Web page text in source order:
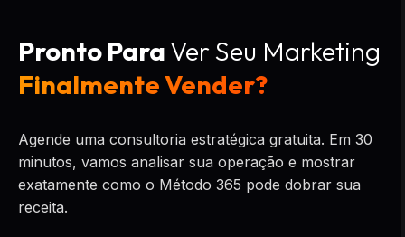
Pronto ParaVer Seu Marketing
Finalmente Vender?
Agende uma consultoria estratégica gratuita. Em 30
minutos, vamos analisar sua operação e mostrar
exatamente como o Método 365 pode dobrar sua
receita.